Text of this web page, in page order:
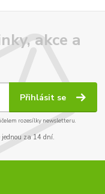
akce a
Přihlásit se
rozesílky newsletteru.
za 14 dní.